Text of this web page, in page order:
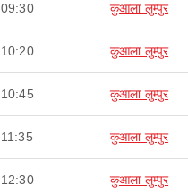
09:30 कुआला लुम्पुर
10:20 कुआला लुम्पुर
10:45 कुआला लुम्पुर
11:35 कुआला लुम्पुर
12:30 कुआला लुम्पुर